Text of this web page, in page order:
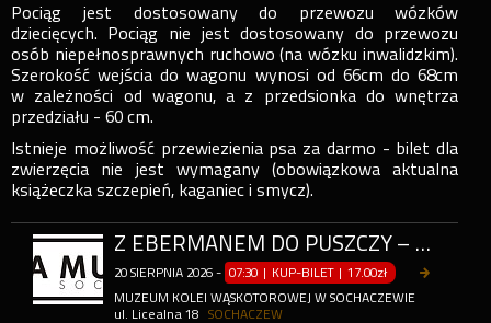
Pociąg jest dostosowany do przewozu wózków
dziecięcych. Pociąg nie jest dostosowany do przewozu
osób niepełnosprawnych ruchowo (na wózku inwalidzkim).
Szerokość wejścia do wagonu wynosi od 66cm do 68cm
w zależności od wagonu, a z przedsionka do wnętrza
przedziału - 60 cm.
Istnieje możliwość przewiezienia psa za darmo - bilet dla
zwierzęcia nie jest wymagany (obowiązkowa aktualna
książeczka szczepień, kaganiec i smycz).
Z EBERMANEM DO PUSZCZY – PRZEJAZD WAGONAMI MOTOROWYMI (ODJAZD 10:30) (ODJAZD O 10:30)
20 SIERPNIA 2026 - 07:30 | KUP-BILET |17.00zł
MUZEUM KOLEI WĄSKOTOROWEJ W SOCHACZEWIE
ul. Licealna 18
SOCHACZEW